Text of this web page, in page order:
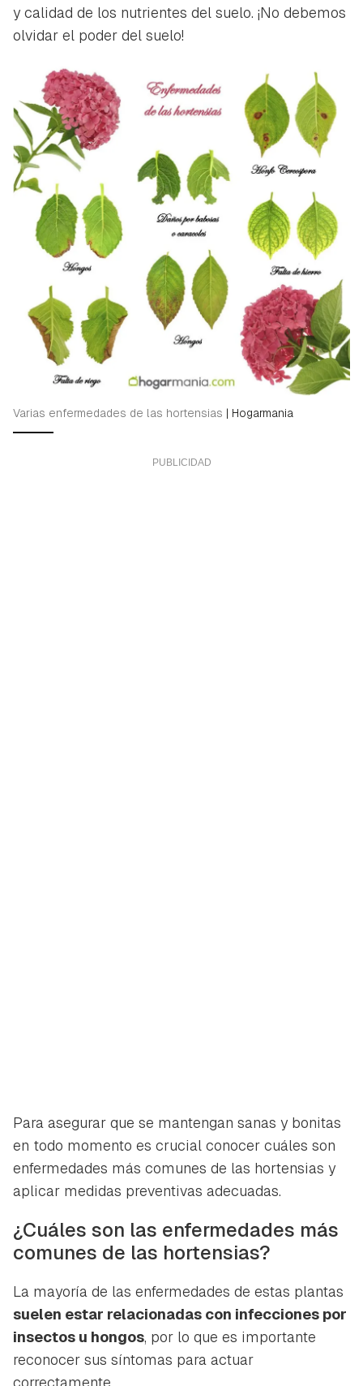
y calidad de los nutrientes del suelo. ¡No debemos
olvidar el poder del suelo!
Varias enfermedades de las hortensias | Hogarmania
Para asegurar que se mantengan sanas y bonitas
en todo momento es crucial conocer cuáles son
enfermedades más comunes de las hortensias y
aplicar medidas preventivas adecuadas.
¿Cuáles son las enfermedades más
comunes de las hortensias?
La mayoría de las enfermedades de estas plantas
suelen estar relacionadas con infecciones por
insectos u hongos, por lo que es importante
reconocer sus síntomas para actuar
correctamente.